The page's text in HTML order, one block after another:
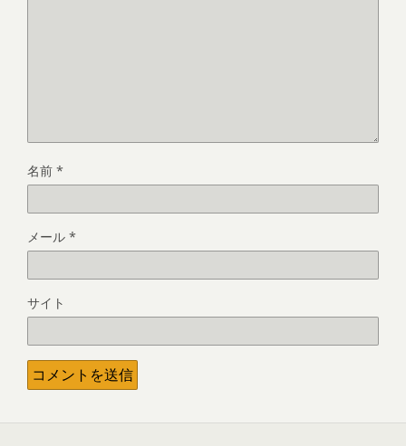
名前 *
メール *
サイト